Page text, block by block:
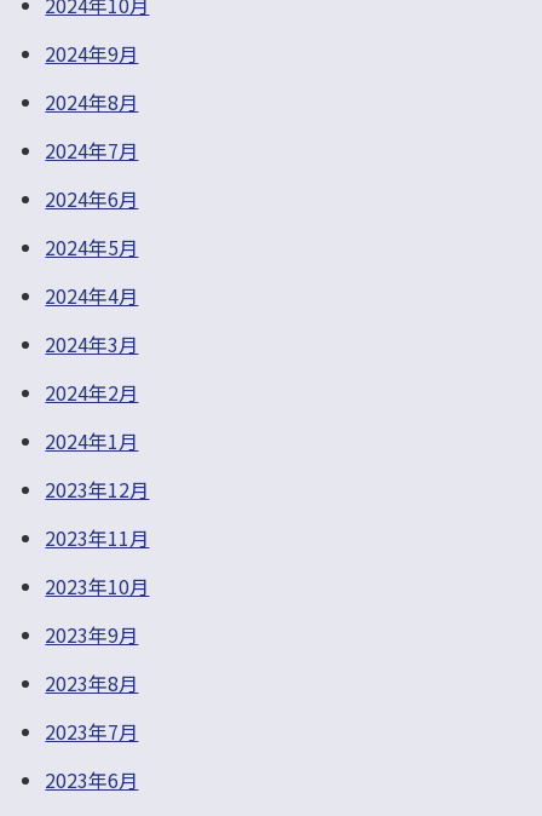
2024年9月
2024年8月
2024年7月
2024年6月
2024年5月
2024年4月
2024年3月
2024年2月
2024年1月
2023年12月
2023年11月
2023年10月
2023年9月
2023年8月
2023年7月
2023年6月